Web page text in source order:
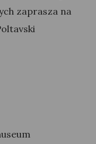
zaprasza na